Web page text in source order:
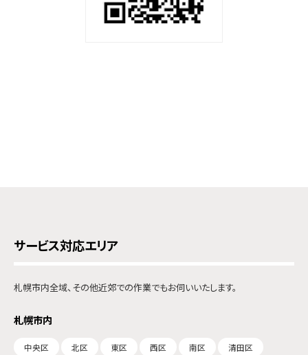
サービス対応エリア
札幌市内全域、その他近郊での作業でもお伺いいたします。
札幌市内
中央区 北区 東区 西区 南区 清田区